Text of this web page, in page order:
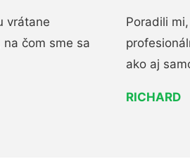
vrátane
čom sme sa
Poradili
ako aj
RICHARD